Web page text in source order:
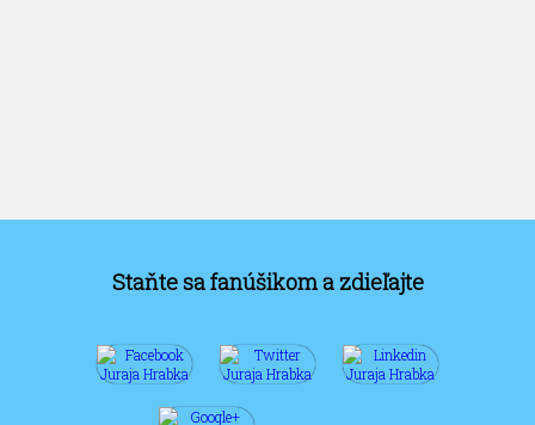
Staňte sa fanúšikom a zdieľajte